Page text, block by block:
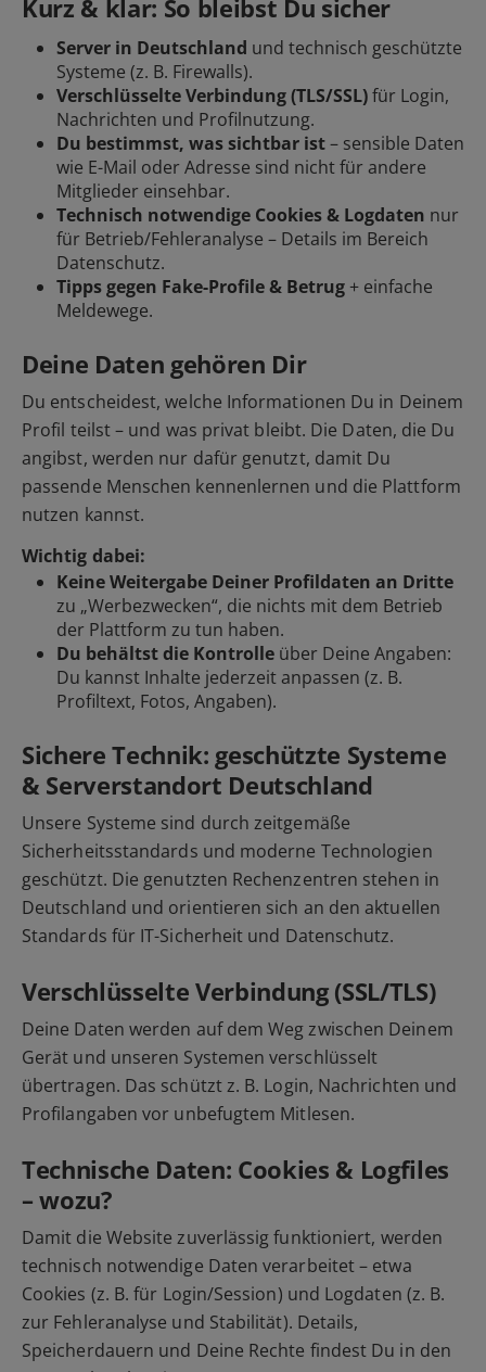
Kurz & klar: So bleibst Du sicher
Server in Deutschland und technisch geschützte
Systeme (z. B. Firewalls).
Verschlüsselte Verbindung (TLS/SSL)für Login,
Nachrichten und Profilnutzung.
Du bestimmst, was sichtbar ist– sensible Daten
wie E-Mail oder Adresse sind nicht für andere
Mitglieder einsehbar.
Technisch notwendige Cookies & Logdaten nur
für Betrieb/Fehleranalyse – Details im Bereich
Datenschutz.
Tipps gegen Fake-Profile & Betrug + einfache
Meldewege.
Deine Daten gehören Dir
Du entscheidest, welche Informationen Du in Deinem
Profil teilst – und was privat bleibt. Die Daten, die Du
angibst, werden nur dafür genutzt, damit Du
passende Menschen kennenlernen und die Plattform
nutzen kannst.
Wichtig dabei:
Keine Weitergabe Deiner Profildaten an Dritte
zu „Werbezwecken“, die nichts mit dem Betrieb
der Plattform zu tun haben.
Du behältst die Kontrolle über Deine Angaben:
Du kannst Inhalte jederzeit anpassen (z. B.
Profiltext, Fotos, Angaben).
Sichere Technik: geschützte Systeme
& Serverstandort Deutschland
Unsere Systeme sind durch zeitgemäße
Sicherheitsstandards und moderne Technologien
geschützt. Die genutzten Rechenzentren stehen in
Deutschland und orientieren sich an den aktuellen
Standards für IT-Sicherheit und Datenschutz.
Verschlüsselte Verbindung (SSL/TLS)
Deine Daten werden auf dem Weg zwischen Deinem
Gerät und unseren Systemen verschlüsselt
übertragen. Das schützt z. B. Login, Nachrichten und
Profilangaben vor unbefugtem Mitlesen.
Technische Daten: Cookies & Logfiles
– wozu?
Damit die Website zuverlässig funktioniert, werden
technisch notwendige Daten verarbeitet – etwa
Cookies (z. B. für Login/Session) und Logdaten (z. B.
zur Fehleranalyse und Stabilität). Details,
Speicherdauern und Deine Rechte findest Du in den